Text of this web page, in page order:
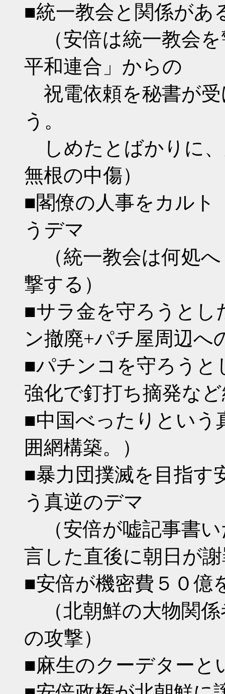
■統一教会と関係があ
（安倍は統一教会を
平和連合」からの
祝電依頼を秘書が受
う。
しめたとばかりに
無根の中傷）
■閣僚の人事をカルト
うデマ
（統一教会は何処
撃する）
■サラ金を守ろうとし
ン撤廃+パチ屋周辺へ
■パチンコを守ろうと
強化で釘打ち摘発な
■中国べったりという
囲網構築。）
■暴力団撲滅を目指す
う真逆のデマ
（安倍が嘘記事書い
言した直後に朝日が
■安倍が機密費５０億
（北朝鮮の大物関係
の攻撃）
■麻生のクーデターと